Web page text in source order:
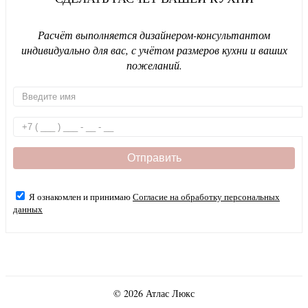
Расчёт выполняется дизайнером-консультантом
индивидуально для вас, с учётом размеров кухни и ваших
пожеланий.
Я ознакомлен и принимаюСогласие на обработку персональных
данных
© 2026 Атлас Люкс